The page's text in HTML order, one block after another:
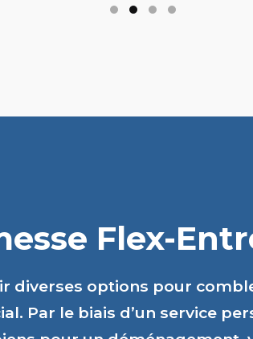
Flex-
diverses options pour
Par le biais d’un service